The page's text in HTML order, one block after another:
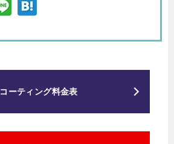
コーティング料金表